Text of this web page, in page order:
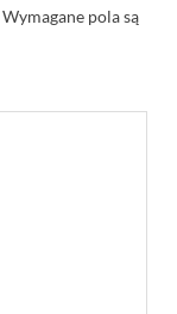
Wymagane pola są